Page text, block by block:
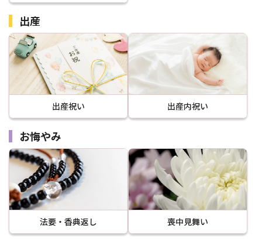
出産
出産祝い 出産内祝い
お悔やみ
法要・香典返し 喪中見舞い